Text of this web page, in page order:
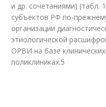
и др. сочетаниями) (табл.
субъектов РФ по-
организации
этиологической
ОРВИ на базе
поликлиниках.5